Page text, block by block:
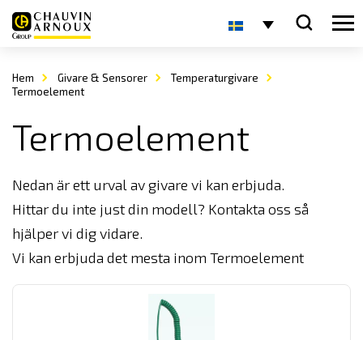
Hem Givare & Sensorer
Temperaturgivare
Termoelement
Termoelement
Nedan är ett urval av givare vi kan erbjuda.
Hittar du inte just din modell? Kontakta oss så
hjälper vi dig vidare.
Vi kan erbjuda det mesta inom Termoelement